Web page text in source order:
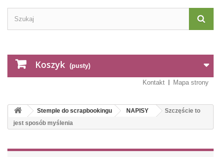
Koszyk (pusty)
Kontakt Mapa strony
Stemple do scrapbookingu NAPISY
Szczęście to
jest sposób myślenia